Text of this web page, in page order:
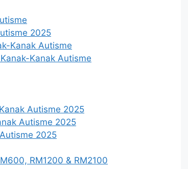
2025
Kanak Autisme
Kanak Autisme
Autisme 2025
Autisme 2025
2025
RM1200 & RM2100